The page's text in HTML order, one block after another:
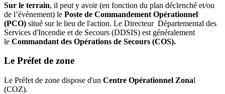
Sur le terrain, il peut y avoir (en fonction du plan déclenché et/ou
de l’évènement) le Poste de Commandement Opérationnel
(PCO) situé sur le lieu de l'action. Le Directeur Départemental des
Services d'Incendie et de Secours (DDSIS) est généralement
le Commandant des Opérations de Secours (COS).
Le Préfet de zone
Le Préfet de zone dispose d'un Centre Opérationnel Zonal
(COZ).